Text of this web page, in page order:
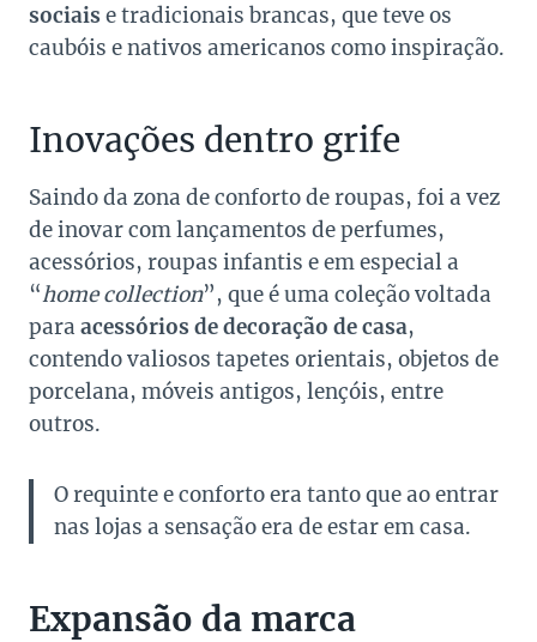
sociais e tradicionais brancas, que teve os
caubóis e nativos americanos como inspiração.
Inovações dentro grife
Saindo da zona de conforto de roupas, foi a vez
de inovar com lançamentos de perfumes,
acessórios, roupas infantis e em especial a
“home collection”, que é uma coleção voltada
para acessórios de decoração de casa,
contendo valiosos tapetes orientais, objetos de
porcelana, móveis antigos, lençóis, entre
outros.
O requinte e conforto era tanto que ao entrar
nas lojas a sensação era de estar em casa.
Expansão da marca